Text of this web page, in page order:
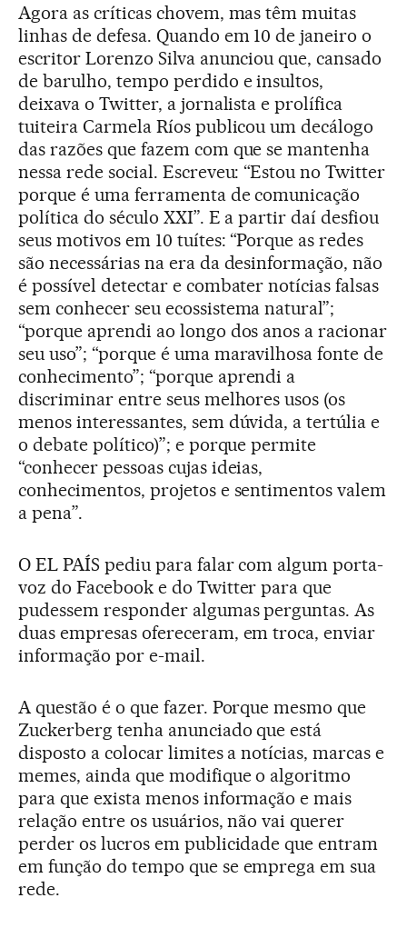
Agora as críticas chovem, mas têm muitas
linhas de defesa. Quando em 10 de janeiro o
escritor Lorenzo Silva anunciou que, cansado
de barulho, tempo perdido e insultos,
deixava o Twitter, a jornalista e prolífica
tuiteira Carmela Ríos publicou um decálogo
das razões que fazem com que se mantenha
nessa rede social. Escreveu: “Estou no Twitter
porque é uma ferramenta de comunicação
política do século XXI”. E a partir daí desfiou
seus motivos em 10 tuítes: “Porque as redes
são necessárias na era da desinformação, não
é possível detectar e combater notícias falsas
sem conhecer seu ecossistema natural”;
“porque aprendi ao longo dos anos a racionar
seu uso”; “porque é uma maravilhosa fonte de
conhecimento”; “porque aprendi a
discriminar entre seus melhores usos (os
menos interessantes, sem dúvida, a tertúlia e
o debate político)”; e porque permite
“conhecer pessoas cujas ideias,
conhecimentos, projetos e sentimentos valem
a pena”.
O EL PAÍS pediu para falar com algum porta-
voz do Facebook e do Twitter para que
pudessem responder algumas perguntas. As
duas empresas ofereceram, em troca, enviar
informação por e-mail.
A questão é o que fazer. Porque mesmo que
Zuckerberg tenha anunciado que está
disposto a colocar limites a notícias, marcas e
memes, ainda que modifique o algoritmo
para que exista menos informação e mais
relação entre os usuários, não vai querer
perder os lucros em publicidade que entram
em função do tempo que se emprega em sua
rede.